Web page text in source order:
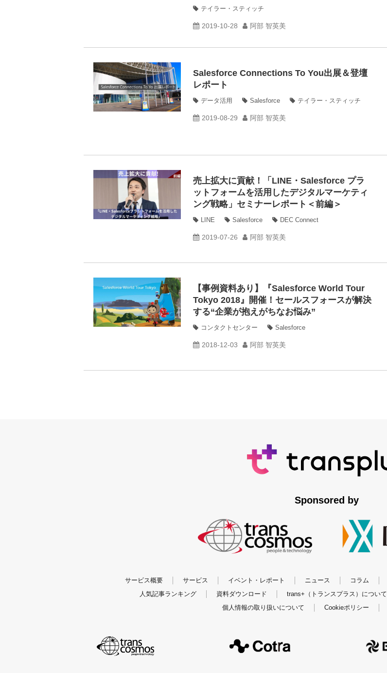
テイラー・スティッチ
2019-10-28 阿部 智英美
Salesforce Connections To You出展＆登壇
レポート
データ活用 Salesforce テイラー・スティッチ
2019-08-29 阿部 智英美
売上拡大に貢献！「LINE・Salesforce プラ
ットフォームを活用したデジタルマーケティ
ング戦略」セミナーレポート＜前編＞
LINE Salesforce DEC Connect
2019-07-26 阿部 智英美
【事例資料あり】『Salesforce World Tour
Tokyo 2018』開催！セールスフォースが解決
する“企業が抱えがちなお悩み”
コンタクトセンター Salesforce
2018-12-03 阿部 智英美
Sponsored by
サービス概要 サービス イベント・レポート ニュース コラム
人気記事ランキング
資料ダウンロード trans+（トランスプラス）について
個人情報の取り扱いについて
Cookieポリシー